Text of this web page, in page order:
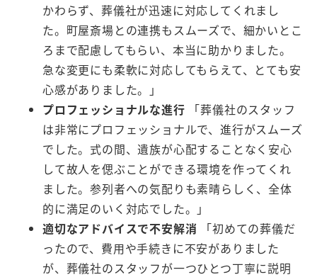
かわらず、葬儀社が迅速に対応してくれまし
た。町屋斎場との連携もスムーズで、細かいとこ
ろまで配慮してもらい、本当に助かりました。
急な変更にも柔軟に対応してもらえて、とても安
心感がありました。」
プロフェッショナルな進行 「葬儀社のスタッフ
は非常にプロフェッショナルで、進行がスムーズ
でした。式の間、遺族が心配することなく安心
して故人を偲ぶことができる環境を作ってくれ
ました。参列者への気配りも素晴らしく、全体
的に満足のいく対応でした。」
適切なアドバイスで不安解消 「初めての葬儀だ
ったので、費用や手続きに不安がありました
が、葬儀社のスタッフが一つひとつ丁寧に説明